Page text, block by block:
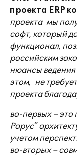
проекта ERP
проекта мы
софт, который
функционал,
российским
нюансы
этом, не
проекта
во-первых –
Рарус"
учетом
во-вторых –